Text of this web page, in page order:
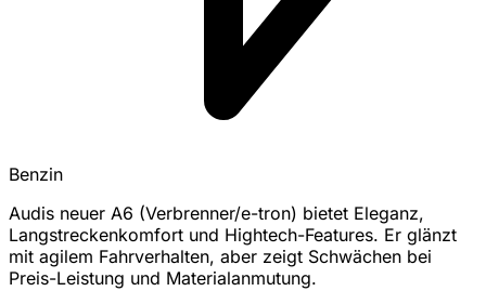
Benzin
Audis neuer A6 (Verbrenner/e-tron) bietet Eleganz,
Langstreckenkomfort und Hightech-Features. Er glänzt
mit agilem Fahrverhalten, aber zeigt Schwächen bei
Preis-Leistung und Materialanmutung.